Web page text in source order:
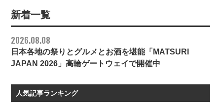
新着一覧
2026.08.08
日本各地の祭りとグルメとお酒を堪能「MATSURI
JAPAN 2026」高輪ゲートウェイで開催中
人気記事ランキング